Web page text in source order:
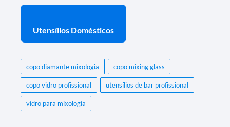
Utensílios Domésticos
copo diamante mixologia copo mixing glass
copo vidro profissional utensílios de bar profissional
vidro para mixologia